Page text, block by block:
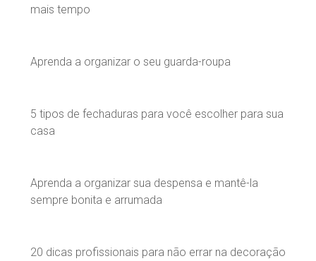
mais tempo
Aprenda a organizar o seu guarda-roupa
5 tipos de fechaduras para você escolher para sua
casa
Aprenda a organizar sua despensa e mantê-la
sempre bonita e arrumada
20 dicas profissionais para não errar na decoração